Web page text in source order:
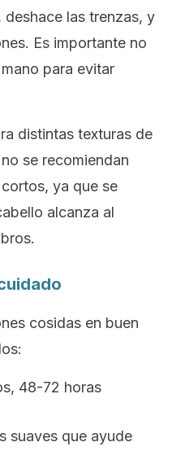
deshace las trenzas, y
Es importante no
para evitar
distintas texturas de
se recomiendan
ya que se
alcanza al
cosidas en buen
48-72 horas
suaves que ayude